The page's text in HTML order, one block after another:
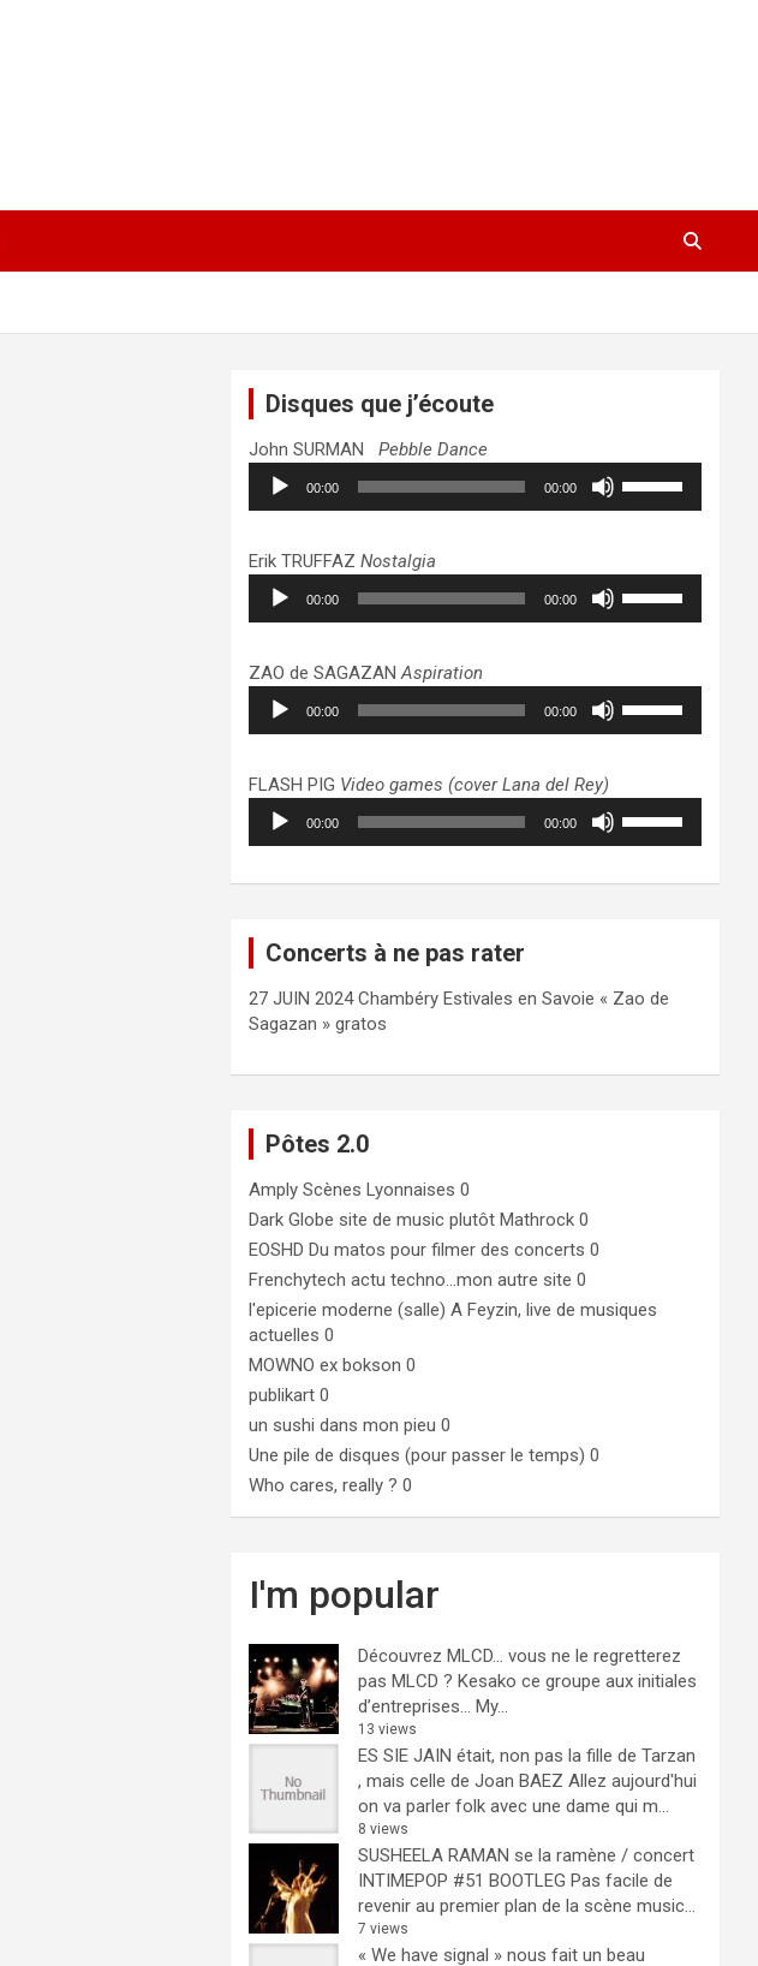
Disques que j’écoute
John SURMANPebble Dance
Lecteur
audio
00:00 00:00
pour
augmenter
ou
volume.
Erik TRUFFAZNostalgia
Lecteur
audio
00:00 00:00
pour
augmenter
ou
volume.
ZAO de SAGAZANAspiration
Lecteur
audio
00:00 00:00
pour
augmenter
ou
FLASH PIG Video games (cover Lana del Rey)
Lecteur
audio
00:00 00:00
haut/bas
le
Concerts à ne pas rater
27 JUIN 2024 Chambéry Estivales en Savoie « Zao de
Sagazan » gratos
Pôtes 2.0
Amply Scènes Lyonnaises 0
Dark Globe site de music plutôt Mathrock 0
EOSHD Du matos pour filmer des concerts 0
Frenchytech actu techno…mon autre site 0
l'epicerie moderne (salle) A Feyzin, live de musiques
actuelles 0
MOWNO ex bokson 0
publikart 0
un sushi dans mon pieu 0
Une pile de disques (pour passer le temps) 0
Who cares, really ? 0
I'm popular
Découvrez MLCD… vous ne le regretterez
pas MLCD ? Kesako ce groupe aux initiales
d’entreprises… My...
13 views
ES SIE JAIN était, non pas la fille de Tarzan
, mais celle de Joan BAEZ Allez aujourd'hui
on va parler folk avec une dame qui m...
8 views
SUSHEELA RAMAN se la ramène / concert
INTIMEPOP #51 BOOTLEG Pas facile de
revenir au premier plan de la scène music...
7 views
« We have signal » nous fait un beau